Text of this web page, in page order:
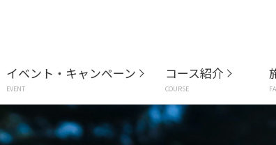
イベント・キャンペーン
EVENT
コース紹介
COURSE